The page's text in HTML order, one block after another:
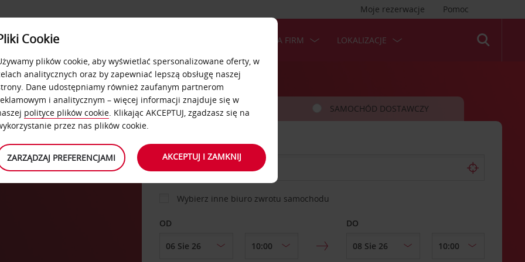
Pomoc
Moje rezerwacje
USŁUGI
OFERTA DLA FIRM LOKALIZACJE
SAMOCHÓD SAMOCHÓD DOSTAWCZY
MIEJSCE ODBIORU
Wybierz inne biuro zwrotu samochodu
OD DO
Cookie
plików cookie, aby wyświetlać spersonalizowane oferty, w
analitycznych oraz by zapewniać lepszą obsługę naszej
Dane udostępniamy również zaufanym partnerom
i analitycznym – więcej informacji znajduje się w
polityce plików cookie. Klikając AKCEPTUJ, zgadzasz się na
przez nas plików cookie.
ZARZĄDZAJ PREFERENCJAMI AKCEPTUJ I ZAMKNIJ